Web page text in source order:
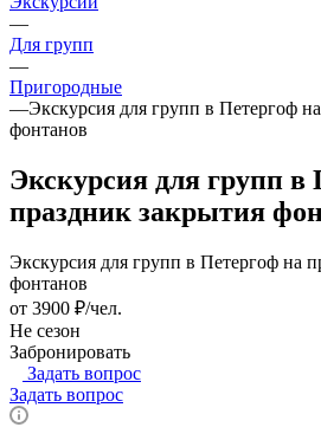
—
Для групп
—
Пригородные
—Экскурсия для групп в Петергоф
фонтанов
Экскурсия для групп в
праздник закрытия
Экскурсия для групп в Петергоф на
фонтанов
от 3900 ₽/чел.
Не сезон
Забронировать
Задать вопрос
Задать вопрос